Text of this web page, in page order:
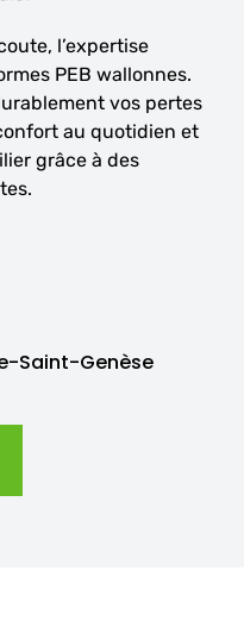
l’expertise
PEB wallonnes.
vos pertes
au quotidien et
grâce à des
Saint-Genèse